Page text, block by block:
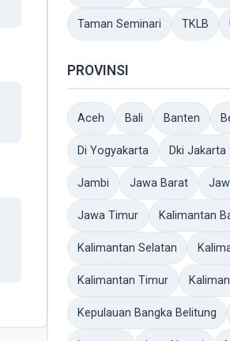
Taman Seminari TKLB
PROVINSI
Aceh Bali Banten
Di Yogyakarta Dki Jakarta
Jambi Jawa Barat
Jawa Timur Kalimantan
Kalimantan Selatan
Kalimantan Timur
Kepulauan Bangka Belitung